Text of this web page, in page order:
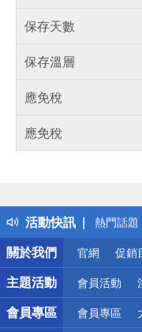
保存天數
保存溫層
應免稅
應免稅
活動快訊
得獎公告
熱門話題
銀行優惠
偏遠地區
詐騙網
關於我們
官網 促銷
主題活動 會員活動
會員專區 會員專區